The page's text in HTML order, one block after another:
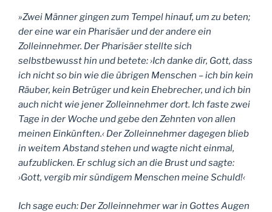
»Zwei Männer gingen zum Tempel hinauf, um zu beten;
der eine war ein Pharisäer und der andere ein
Zolleinnehmer. Der Pharisäer stellte sich
selbstbewusst hin und betete: ›Ich danke dir, Gott, dass
ich nicht so bin wie die übrigen Menschen – ich bin kein
Räuber, kein Betrüger und kein Ehebrecher, und ich bin
auch nicht wie jener Zolleinnehmer dort. Ich faste zwei
Tage in der Woche und gebe den Zehnten von allen
meinen Einkünften.‹ Der Zolleinnehmer dagegen blieb
in weitem Abstand stehen und wagte nicht einmal,
aufzublicken. Er schlug sich an die Brust und sagte:
›Gott, vergib mir sündigem Menschen meine Schuld!‹
Ich sage euch: Der Zolleinnehmer war in Gottes Augen